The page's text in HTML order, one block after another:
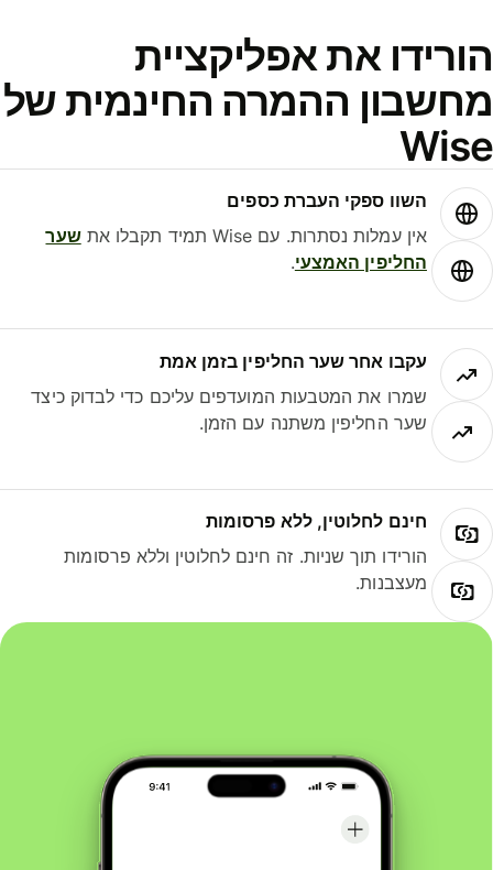
את אפליקציית
ההמרה החינמית של
השוו ספקי העברת כספים
אין עמלות נסתרות. עם Wise תמיד תקבלו את
שער
החליפין האמצעי.
עקבו אחר שער החליפין בזמן אמת
שמרו את המטבעות המועדפים עליכם כדי לבדוק כיצד
שער החליפין משתנה עם הזמן.
חינם לחלוטין, ללא פרסומות
הורידו תוך שניות. זה חינם לחלוטין וללא פרסומות
מעצבנות.